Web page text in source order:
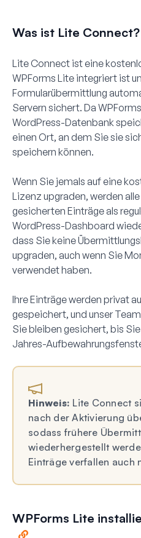
Was ist Lite Connect?
Lite Connect ist eine
WPForms Lite integriert ist
Formularübermittlung
Servern sichert. Da
WordPress-Datenbank
einen Ort, an dem Sie sie
speichern können.
Wenn Sie jemals auf eine
Lizenz upgraden, werden
gesicherten Einträge als
WordPress-Dashboard
dass Sie keine
upgraden, auch wenn Sie
verwendet haben.
Ihre Einträge werden privat
gespeichert, und unser
Sie bleiben gesichert, bis
Jahres-
Hinweis: Lite Connect
nach der Aktivierung
sodass frühere
wiederhergestellt
Einträge verfallen auch
WPForms Lite